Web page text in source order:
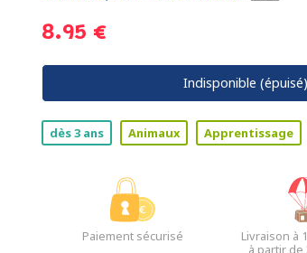
8.95 €
Indisponible (épuisé)
dès 3 ans Animaux Apprentissage
Paiement sécurisé
Livraison à
à partir